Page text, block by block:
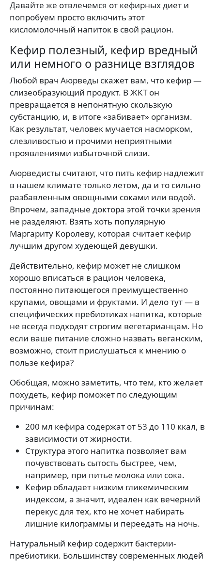
Давайте же отвлечемся от кефирных диет и
попробуем просто включить этот
кисломолочный напиток в свой рацион.
Кефир полезный, кефир вредный
или немного о разнице взглядов
Любой врач Аюрведы скажет вам, что кефир —
слизеобразующий продукт. В ЖКТ он
превращается в непонятную скользкую
субстанцию, и, в итоге «забивает» организм.
Как результат, человек мучается насморком,
слезливостью и прочими неприятными
проявлениями избыточной слизи.
Аюрведисты считают, что пить кефир надлежит
в нашем климате только летом, да и то сильно
разбавленным овощными соками или водой.
Впрочем, западные доктора этой точки зрения
не разделяют. Взять хоть популярную
Маргариту Королеву, которая считает кефир
лучшим другом худеющей девушки.
Действительно, кефир может не слишком
хорошо вписаться в рацион человека,
постоянно питающегося преимущественно
крупами, овощами и фруктами. И дело тут — в
специфических пребиотиках напитка, которые
не всегда подходят строгим вегетарианцам. Но
если ваше питание сложно назвать веганским,
возможно, стоит прислушаться к мнению о
пользе кефира?
Обобщая, можно заметить, что тем, кто желает
похудеть, кефир поможет по следующим
причинам:
200 мл кефира содержат от 53 до 110 ккал, в
зависимости от жирности.
Структура этого напитка позволяет вам
почувствовать сытость быстрее, чем,
например, при питье молока или сока.
Кефир обладает низким гликемическим
индексом, а значит, идеален как вечерний
перекус для тех, кто не хочет набирать
лишние килограммы и переедать на ночь.
Натуральный кефир содержит бактерии-
пребиотики. Большинству современных людей